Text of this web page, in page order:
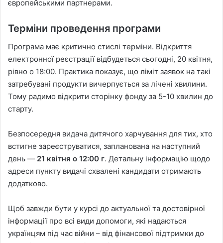
європейськими партнерами.
Терміни проведення програми
Програма має критично стислі терміни. Відкриття
електронної реєстрації відбудеться сьогодні, 20 квітня,
рівно о 18:00. Практика показує, що ліміт заявок на такі
затребувані продукти вичерпується за лічені хвилини.
Тому радимо відкрити сторінку фонду за 5-10 хвилин до
старту.
Безпосередня видача дитячого харчування для тих, хто
встигне зареєструватися, запланована на наступний
день — 21 квітня о 12:00 г. Детальну інформацію щодо
адреси пункту видачі схвалені кандидати отримають
додатково.
Щоб завжди бути у курсі до актуальної та достовірної
інформації про всі види допомоги, які надаються
українцям під час війни – від фінансової підтримки до